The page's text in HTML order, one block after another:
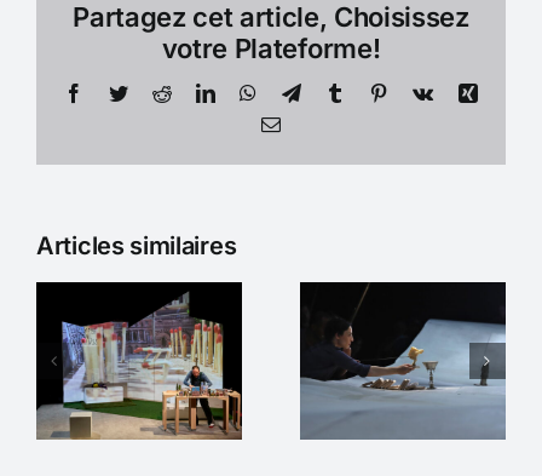
Partagez cet article, Choisissez
votre Plateforme!
Facebook
TwitterRedditLinkedInWhatsApp
TelegramTumblr Pinterest
Vk
Xing
Email
Articles similaires